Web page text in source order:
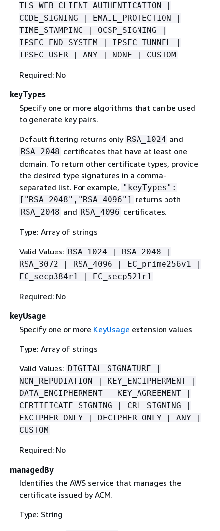
TLS_WEB_CLIENT_AUTHENTICATION |
CODE_SIGNING | EMAIL_PROTECTION |
TIME_STAMPING | OCSP_SIGNING |
IPSEC_END_SYSTEM | IPSEC_TUNNEL |
IPSEC_USER | ANY | NONE | CUSTOM
Required: No
keyTypes
Specify one or more algorithms that can be used
to generate key pairs.
Default filtering returns only RSA_1024 and
RSA_2048 certificates that have at least one
domain. To return other certificate types, provide
the desired type signatures in a comma-
separated list. For example, "keyTypes":
["RSA_2048","RSA_4096"]
returns both
RSA_2048 and RSA_4096 certificates.
Type: Array of strings
Valid Values: RSA_1024 | RSA_2048 |
RSA_3072 | RSA_4096 | EC_prime256v1 |
EC_secp384r1 | EC_secp521r1
Required: No
keyUsage
Specify one or more KeyUsage extension values.
Type: Array of strings
Valid Values: DIGITAL_SIGNATURE |
NON_REPUDIATION | KEY_ENCIPHERMENT |
DATA_ENCIPHERMENT | KEY_AGREEMENT |
CERTIFICATE_SIGNING | CRL_SIGNING |
ENCIPHER_ONLY | DECIPHER_ONLY | ANY |
CUSTOM
Required: No
managedBy
Identifies the AWS service that manages the
certificate issued by ACM.
Type: String